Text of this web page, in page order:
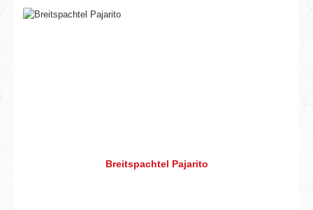
Breitspachtel Pajarito